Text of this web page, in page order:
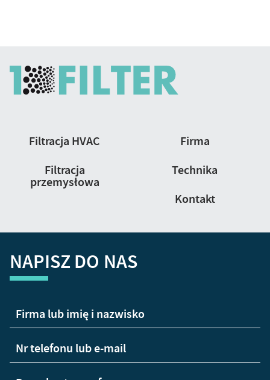
Filtracja HVAC
Filtracja
przemysłowa
Firma
Technika
Kontakt
NAPISZ DO NAS